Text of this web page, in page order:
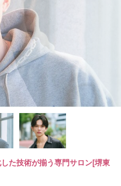
た技術が揃う専門サロン[堺東